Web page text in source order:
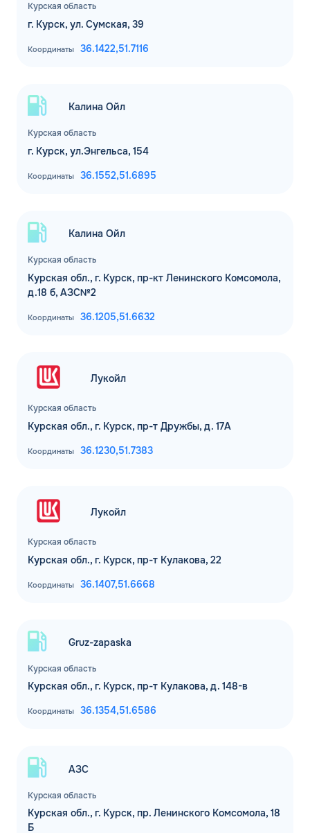
Курская область
г. Курск, ул. Сумская, 39
Координаты 36.1422,51.7116
Курская область
Калина Ойл
г. Курск, ул.Энгельса, 154
Координаты 36.1552,51.6895
Курская область
Калина Ойл
Курская обл., г. Курск, пр-кт Ленинского Комсомола,
д.18 б, АЗС№2
Координаты 36.1205,51.6632
Курская область
Лукойл
Курская обл., г. Курск, пр-т Дружбы, д. 17А
Координаты 36.1230,51.7383
Курская область
Лукойл
Курская обл., г. Курск, пр-т Кулакова, 22
Координаты 36.1407,51.6668
Курская область
Gruz-zapaska
Курская обл., г. Курск, пр-т Кулакова, д. 148-в
Координаты 36.1354,51.6586
Курская область
АЗС
Курская обл., г. Курск, пр. Ленинского Комсомола, 18
Б
ОБРАТНЫЙ ЗВОНОК
Имя*
Email*
Комментарий
Заполняя форму, я
Спасибо! Ваша заявка принята.
рабочее время: пн-пт с 9:00 до 18:00